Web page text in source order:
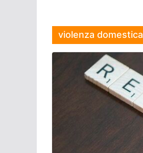
violenza domestica